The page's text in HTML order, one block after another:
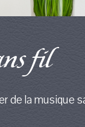
fil
de la musique